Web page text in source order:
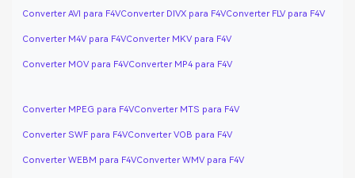
Converter AVI para F4VConverter DIVX para F4VConverter FLV para F4V
Converter M4V para F4VConverter MKV para F4V
Converter MOV para F4VConverter MP4 para F4V
Converter MPEG para F4VConverter MTS para F4V
Converter SWF para F4VConverter VOB para F4V
Converter WEBM para F4VConverter WMV para F4V